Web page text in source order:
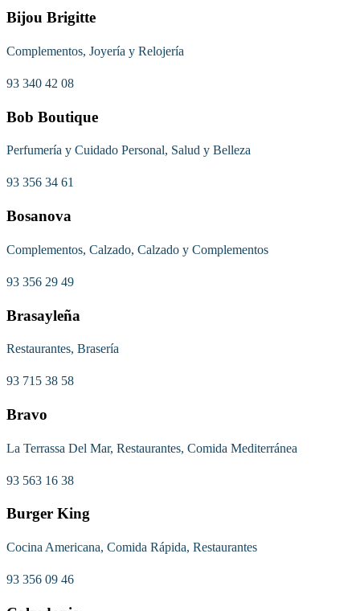
Bijou Brigitte
Complementos, Joyería y Relojería
93 340 42 08
Bob Boutique
Perfumería y Cuidado Personal, Salud y Belleza
93 356 34 61
Bosanova
Complementos, Calzado, Calzado y Complementos
93 356 29 49
Brasayleña
Restaurantes, Brasería
93 715 38 58
Bravo
La Terrassa Del Mar, Restaurantes, Comida Mediterránea
93 563 16 38
Burger King
Cocina Americana, Comida Rápida, Restaurantes
93 356 09 46